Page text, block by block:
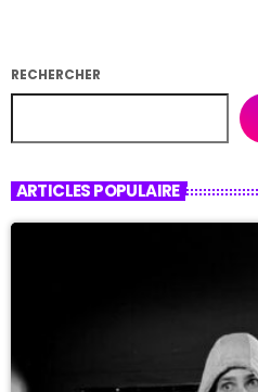
RECHERCHER
ARTICLES POPULAIRE